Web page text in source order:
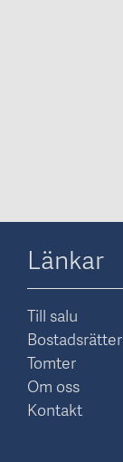
Länkar
Till salu
Bostadsrätter
Tomter
Om oss
Kontakt